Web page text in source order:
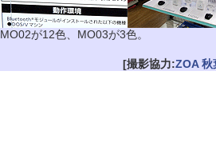
MO02が12色、MO03が3色。
[撮影協力:ZOA 秋